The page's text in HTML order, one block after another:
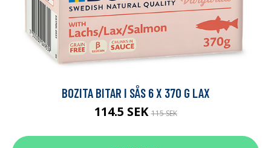
BOZITA BITAR I SÅS 6 X 370 G LAX
114.5 SEK115 SEK